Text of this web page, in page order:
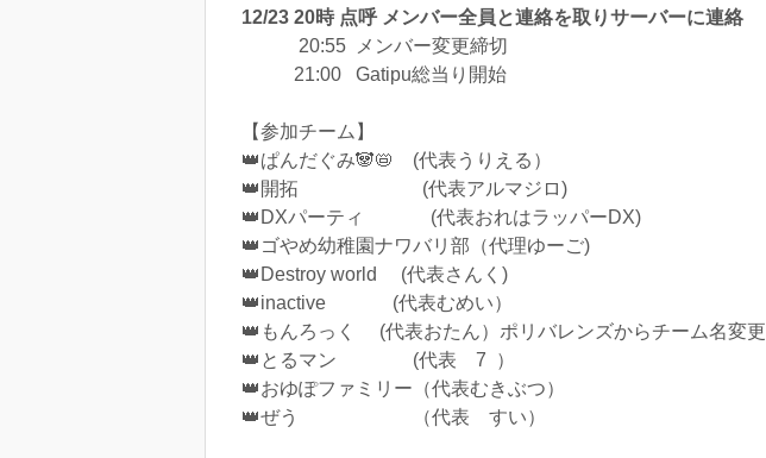
12/23 20時 点呼 メンバー全員と連絡を取りサーバーに連絡
20:55 メンバー変更締切
21:00 Gatipu総当り開始
【参加チーム】
👑ぱんだぐみ🐼📛 (代表うりえる）
👑開拓 (代表アルマジロ)
👑DXパーティ (代表おれはラッパーDX)
👑ゴやめ幼稚園ナワバリ部（代理ゆーご)
👑Destroy world (代表さんく)
👑inactive (代表むめい）
👑もんろっく (代表おたん）ポリバレンズからチーム名変更
👑とるマン (代表 7 ）
👑おゆぽファミリー（代表むきぶつ）
👑ぜう （代表 すい）